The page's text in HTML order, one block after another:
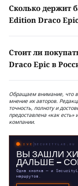
Сколько держит
Edition Draco
Стоит ли
Draco Epic в
Обращаем внимание, что
мнение их авторов.
точность, полноту и
предоставлена «как
компании.
LIVE SECURITYLAB.RU
ВЫ ЗАШЛИ
ДАЛЬШЕ —
Одна кнопка — и
маршрутов.